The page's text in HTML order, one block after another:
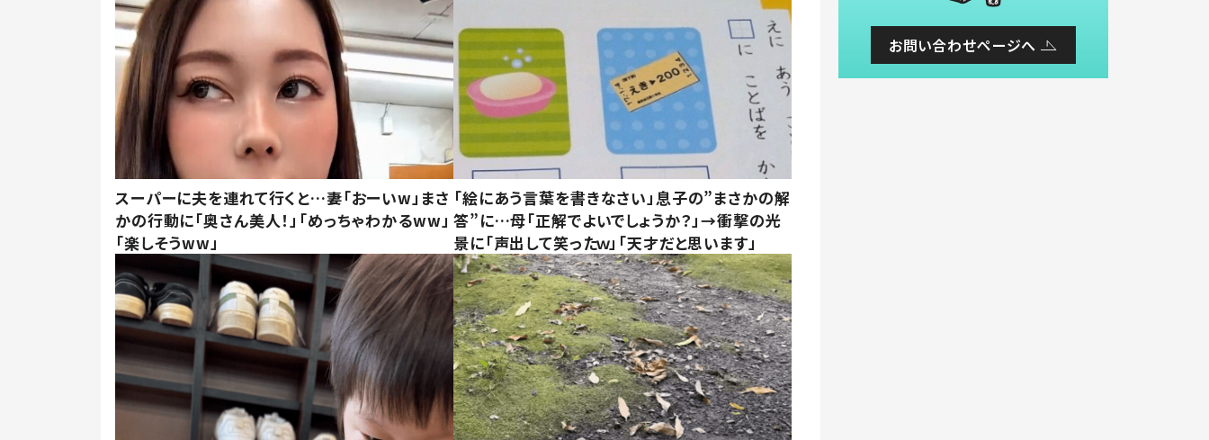
スーパーに夫を連れて行くと…妻「おーいw」まさ
かの行動に「奥さん美人！」「めっちゃわかるww」
「楽しそうww」
「絵にあう言葉を書きなさい」息子の”まさかの解
答”に…母「正解でよいでしょうか？」→衝撃の光
景に「声出して笑ったｗ」「天才だと思います」
お問い合わせページへ